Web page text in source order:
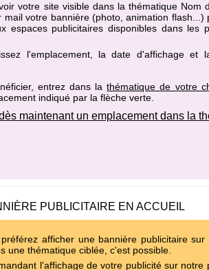
votre site visible dans la thématique Nom
mail votre bannière (photo, animation
espaces publicitaires disponibles dans les
l'emplacement, la date d'affichage et
entrez dans lathématique de votre
indiqué par la flèche verte.
maintenant un emplacement dans la
PUBLICITAIRE EN ACCUEIL
afficher une bannière publicitaire sur
une thématique ciblée, c'est possible.
l'affichage de votre publicité sur notre